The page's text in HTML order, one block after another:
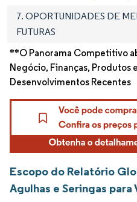
7. OPORTUNIDADES DE
FUTURAS
**O Panorama Competitivo
Negócio, Finanças, Produtos
Desenvolvimentos Recentes
Escopo do Relatório
Agulhas e Seringas para